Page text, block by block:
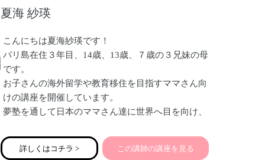
ります。
夏海 紗瑛
こんにちは夏海紗瑛です！
バリ島在住３年目、14歳、13歳、７歳の３兄妹の母
です。
お子さんの海外留学や教育移住を目指すママさん向
けの講座を開催しています。
夢塾を通して日本のママさん達に世界へ目を向け、
たいと思っています！
皆様どうぞよろしくお願い致します。
詳しくはコチラ > この講師の講座を見る